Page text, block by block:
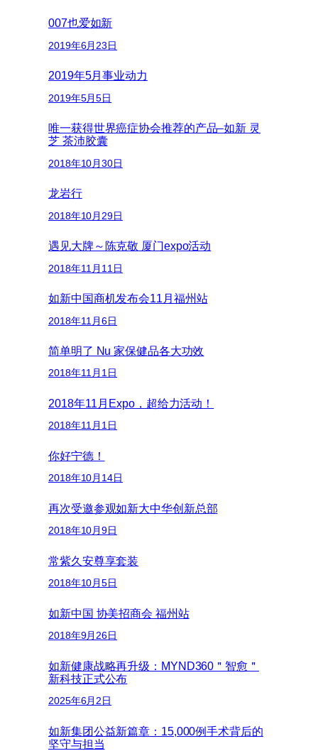
007也爱如新
2019年6月23日
2019年5月事业动力
2019年5月5日
唯一获得世界癌症协会推荐的产品–如新 灵
芝 茶沛胶囊
2018年10月30日
龙岩行
2018年10月29日
遇见大牌～陈克敬 厦门expo活动
2018年11月11日
如新中国商机发布会11月福州站
2018年11月6日
简单明了 Nu 家保健品各大功效
2018年11月1日
2018年11月Expo，超给力活动！
2018年11月1日
你好宁德！
2018年10月14日
再次受邀参观如新大中华创新总部
2018年10月9日
常紫久安尊享套装
2018年10月5日
如新中国 协美招商会 福州站
2018年9月26日
如新健康战略再升级：MYND360＂智愈＂
新科技正式公布
2025年6月2日
如新集团公益新篇章：15,000例手术背后的
坚守与担当